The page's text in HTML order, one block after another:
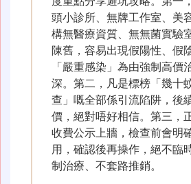
頭小診所、無牌工作室、美
構無醫療資質、無無菌實驗
陳舊，容易出現假陽性、假
「嚴重感染」為由強制高價
深。第二，凡是標榜「幾十
查」嘅全部係引流陷阱，後
價，絕對唔好相信。第三，
收費公示上牆，檢查前會明
用，確認後再操作，絕不臨
制治療、不套路推銷。